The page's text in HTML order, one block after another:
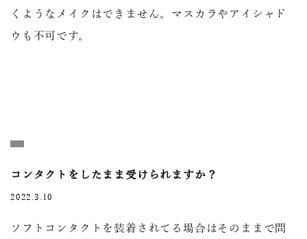
くようなメイクはできません。マスカラやアイシャド
ウも不可です。
コンタクトをしたまま受けられますか？
2022.3.10
ソフトコンタクトを装着されてる場合はそのままで問